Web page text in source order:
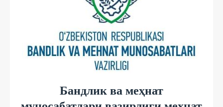
Бандлик ва меҳнат